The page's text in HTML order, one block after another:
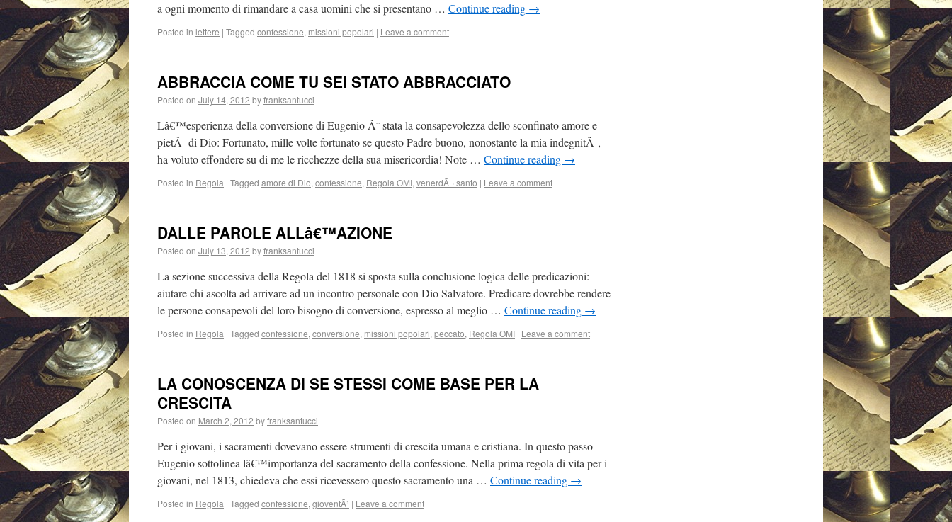
a ogni momento di rimandare a casa uomini che si presentano … Continue reading →
Posted in lettere | Tagged confessione, missioni popolari | Leave a comment
ABBRACCIA COME TU SEI STATO ABBRACCIATO
Posted on July 14, 2012 byfranksantucci
Lâ€™esperienza della conversione di Eugenio Ã¨ stata la consapevolezza dello sconfinato amore e
pietÃ di Dio: Fortunato, mille volte fortunato se questo Padre buono, nonostante la mia indegnitÃ ,
ha voluto effondere su di me le ricchezze della sua misericordia! Note … Continue reading →
Posted in Regola | Tagged amore di Dio, confessione, Regola OMI, venerdÃ¬ santo | Leave a comment
DALLE PAROLE ALLâ€™AZIONE
Posted on July 13, 2012 byfranksantucci
La sezione successiva della Regola del 1818 si sposta sulla conclusione logica delle predicazioni:
aiutare chi ascolta ad arrivare ad un incontro personale con Dio Salvatore. Predicare dovrebbe rendere
le persone consapevoli del loro bisogno di conversione, espresso al meglio … Continue reading →
Posted in Regola | Tagged confessione, conversione, missioni popolari, peccato, Regola OMI | Leave a comment
LA CONOSCENZA DI SE STESSI COME BASE PER LA
CRESCITA
Posted on March 2, 2012 byfranksantucci
Per i giovani, i sacramenti dovevano essere strumenti di crescita umana e cristiana. In questo passo
Eugenio sottolinea lâ€™importanza del sacramento della confessione. Nella prima regola di vita per i
giovani, nel 1813, chiedeva che essi ricevessero questo sacramento una … Continue reading →
Posted in Regola | Tagged confessione, gioventÃ¹ | Leave a comment